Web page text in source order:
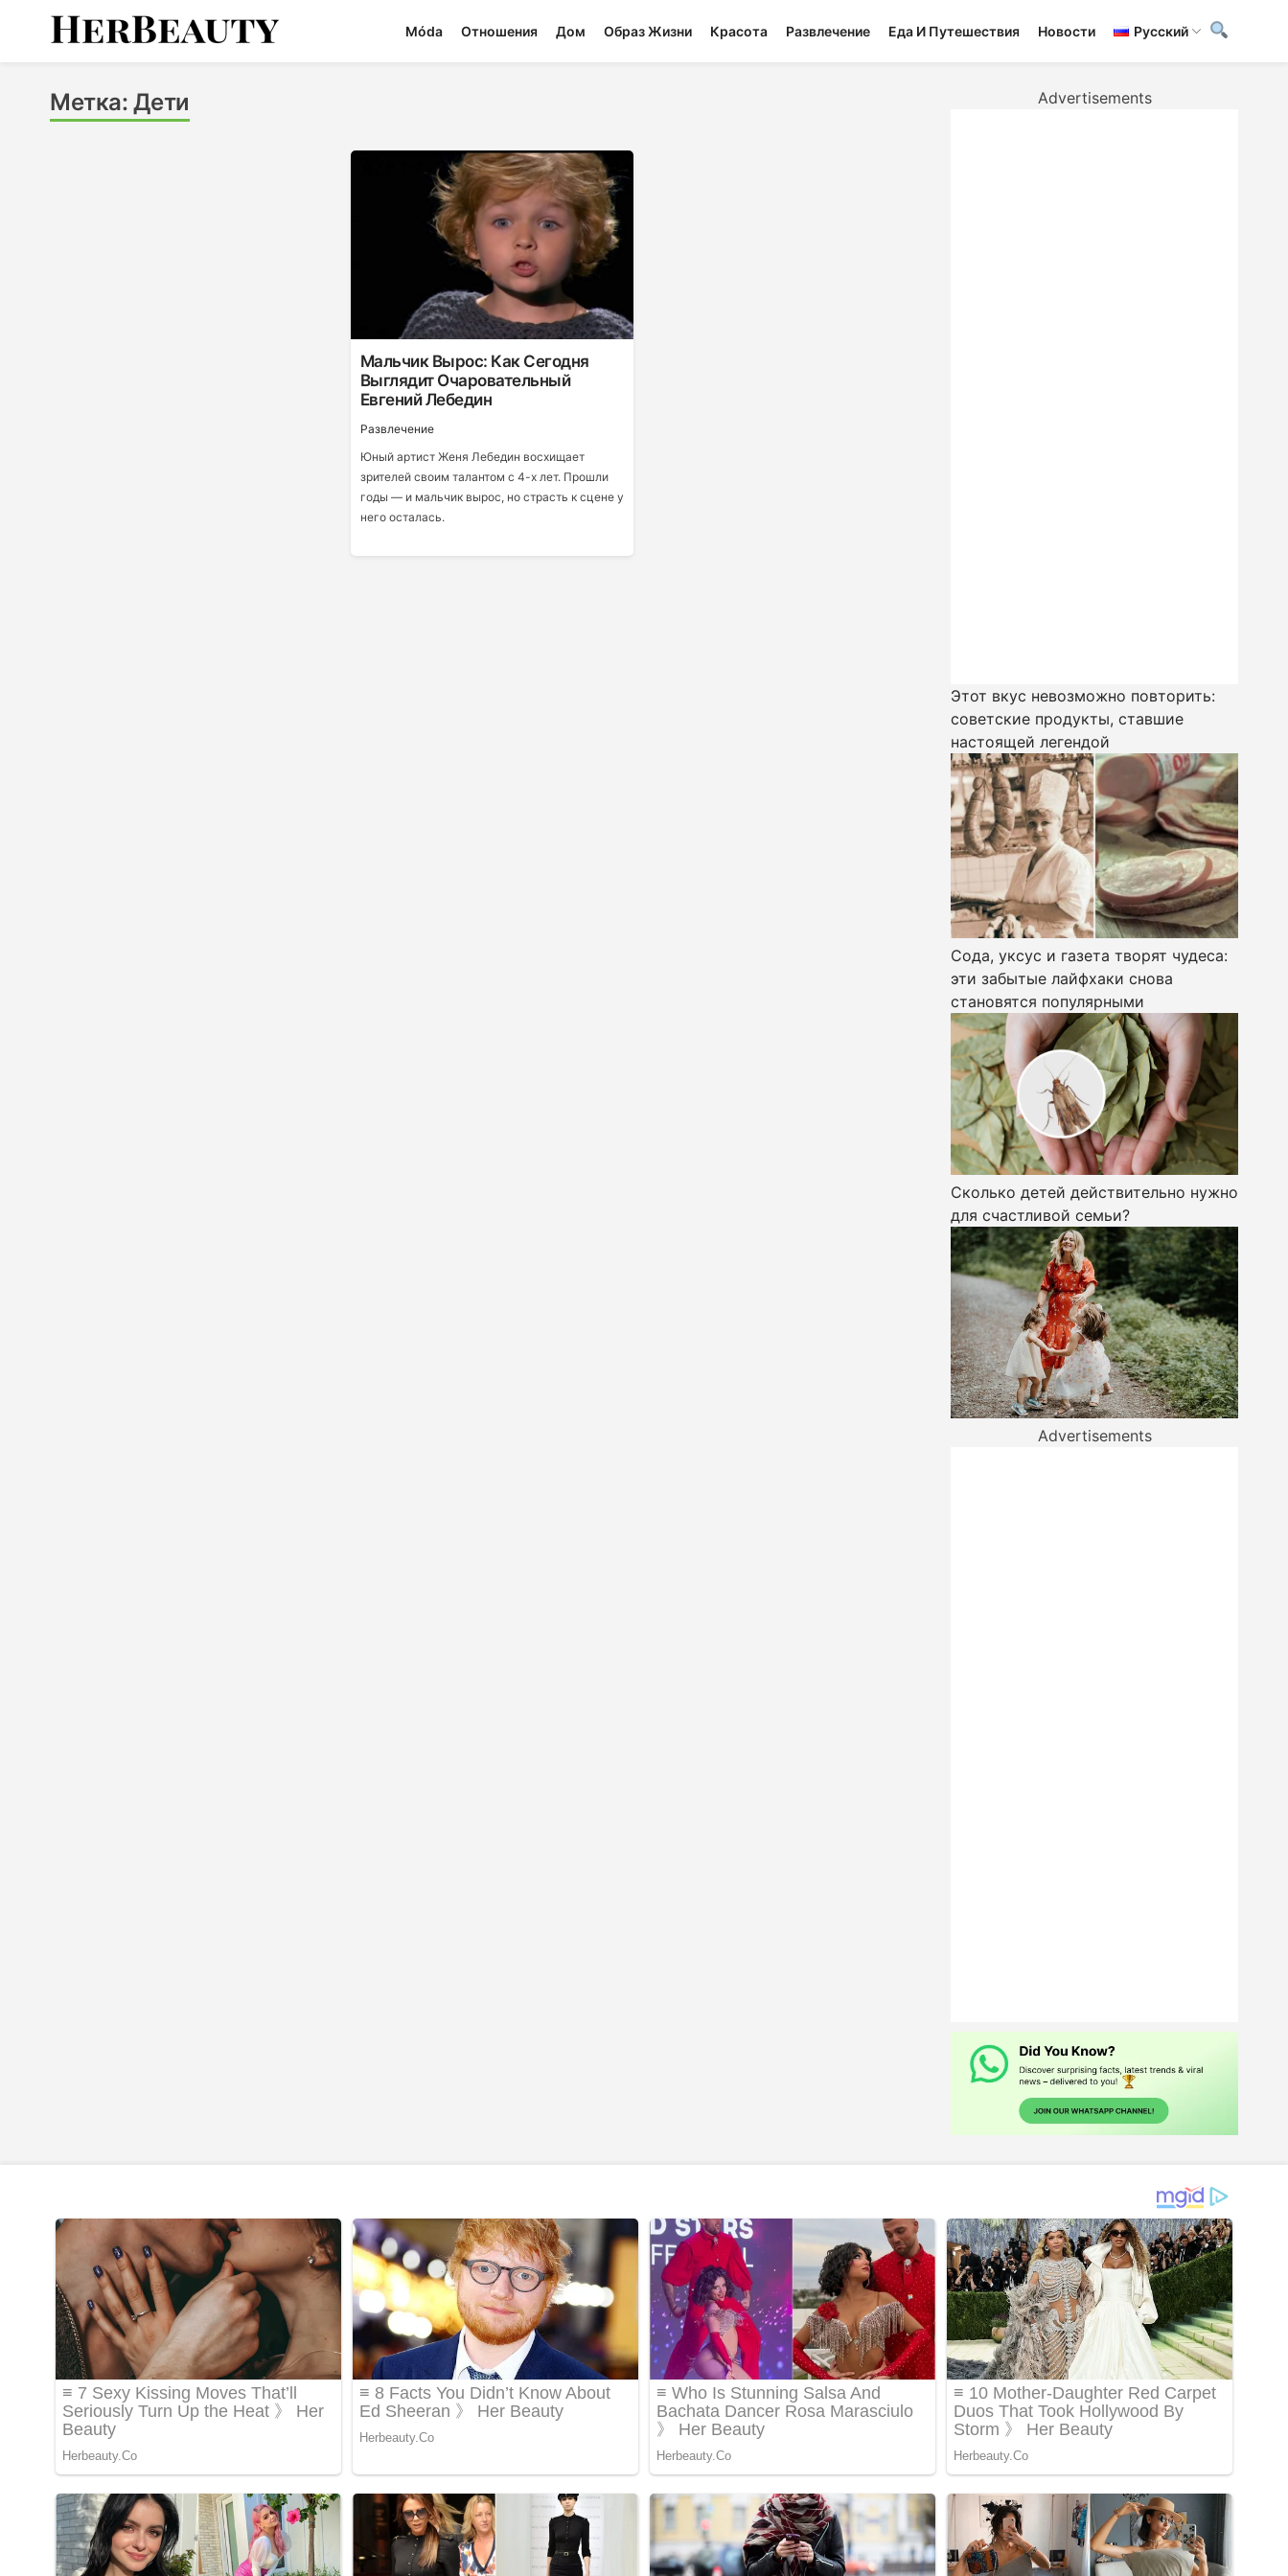
Móda Отношения Дом Образ Жизни Красота Развлечение Еда И Путешествия Новости Русский
Метка: Дети
Мальчик Вырос: Как Сегодня
Выглядит Очаровательный
Евгений Лебедин
Развлечение
Юный артист Женя Лебедин восхищает
зрителей своим талантом с 4-х лет. Прошли
годы — и мальчик вырос, но страсть к сцене у
него осталась.
Advertisements
Этот вкус невозможно повторить:
советские продукты, ставшие
настоящей легендой
Сода, уксус и газета творят чудеса:
эти забытые лайфхаки снова
становятся популярными
Сколько детей действительно нужно
для счастливой семьи?
Advertisements